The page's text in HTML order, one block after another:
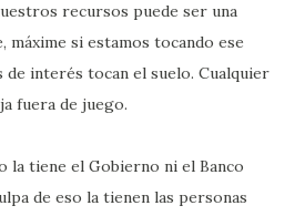
recursos puede ser una
máxime si estamos tocando ese
interés tocan el suelo. Cualquier
fuera de juego.
la tiene el Gobierno ni el Banco
de eso la tienen las personas